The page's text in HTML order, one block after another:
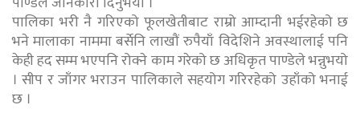
पालिका भरी नै गरिएको फूलखेतीबाट राम्रो आम्दानी भईरहेको छ
भने मालाका नाममा बर्सेनि लाखौं रुपैयाँ विदेशिने अवस्थालाई पनि
केही हद सम्म भएपनि रोक्ने काम गरेको छ अधिकृत पाण्डेले भन्नुभयो
। सीप र जाँगर भराउन पालिकाले सहयोग गरिरहेको उहाँको भनाई
छ ।